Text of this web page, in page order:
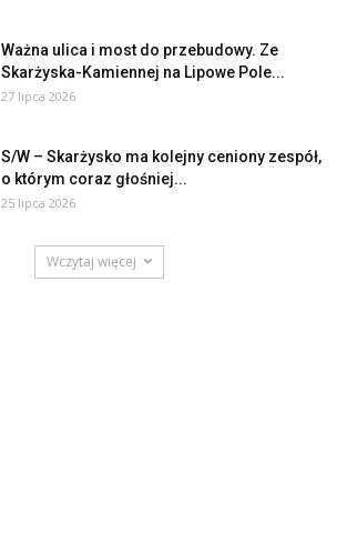
Ważna ulica i most do przebudowy. Ze
Skarżyska-Kamiennej na Lipowe Pole...
27 lipca 2026
S/W – Skarżysko ma kolejny ceniony zespół,
o którym coraz głośniej...
25 lipca 2026
Wczytaj więcej